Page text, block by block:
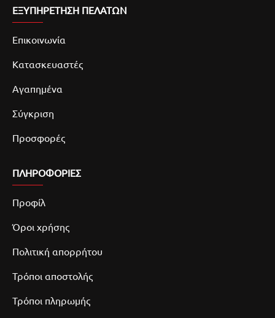
ΕΞΥΠΗΡΕΤΗΣΗ ΠΕΛΑΤΩΝ
Επικοινωνία
Κατασκευαστές
Αγαπημένα
Σύγκριση
Προσφορές
ΠΛΗΡΟΦΟΡΙΕΣ
Προφίλ
Όροι χρήσης
Πολιτική απορρήτου
Τρόποι αποστολής
Τρόποι πληρωμής